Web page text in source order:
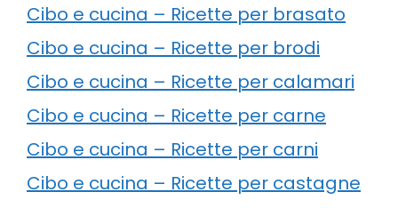
Cibo e cucina – Ricette per brasato
Cibo e cucina – Ricette per brodi
Cibo e cucina – Ricette per calamari
Cibo e cucina – Ricette per carne
Cibo e cucina – Ricette per carni
Cibo e cucina – Ricette per castagne